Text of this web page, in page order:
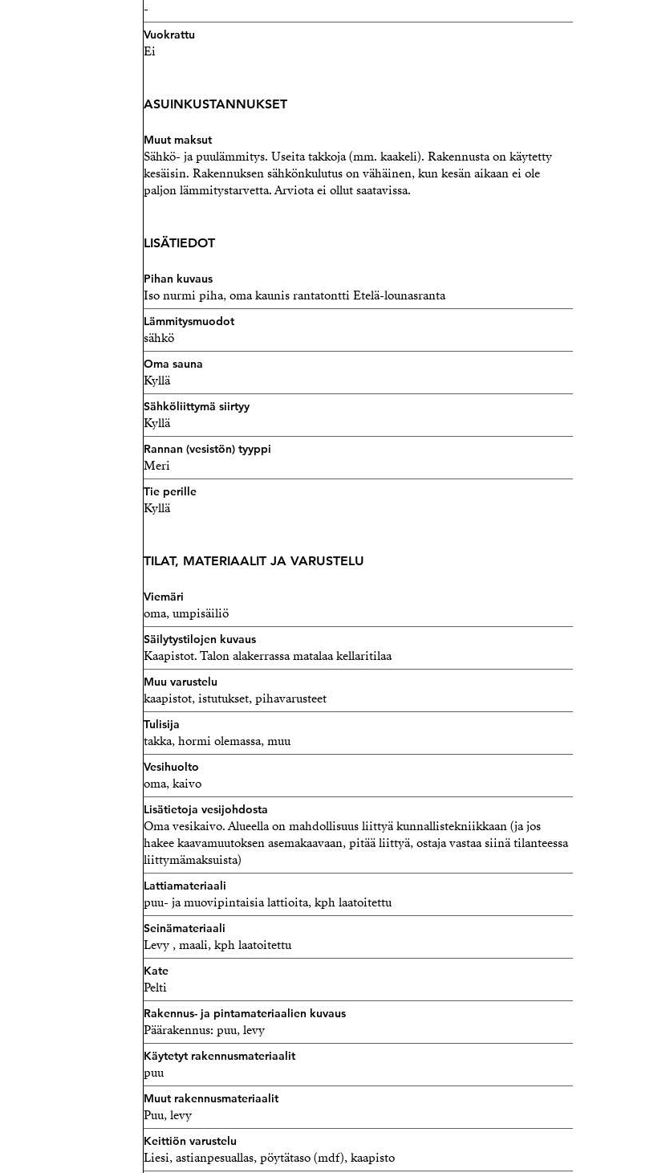
-
Vuokrattu
Ei
ASUINKUSTANNUKSET
Muut maksut
Sähkö- ja puulämmitys. Useita takkoja (mm. kaakeli). Rakennusta on käytetty
kesäisin. Rakennuksen sähkönkulutus on vähäinen, kun kesän aikaan ei ole
paljon lämmitystarvetta. Arviota ei ollut saatavissa.
LISÄTIEDOT
Pihan kuvaus
Iso nurmi piha, oma kaunis rantatontti Etelä-lounasranta
Lämmitysmuodot
sähkö
Oma sauna
Kyllä
Sähköliittymä siirtyy
Kyllä
Rannan (vesistön) tyyppi
Meri
Tie perille
Kyllä
TILAT, MATERIAALIT JA VARUSTELU
Viemäri
oma, umpisäiliö
Säilytystilojen kuvaus
Kaapistot. Talon alakerrassa matalaa kellaritilaa
Muu varustelu
kaapistot, istutukset, pihavarusteet
Tulisija
takka, hormi olemassa, muu
Vesihuolto
oma, kaivo
Lisätietoja vesijohdosta
Oma vesikaivo. Alueella on mahdollisuus liittyä kunnallistekniikkaan (ja jos
hakee kaavamuutoksen asemakaavaan, pitää liittyä, ostaja vastaa siinä tilanteessa
liittymämaksuista)
Lattiamateriaali
puu- ja muovipintaisia lattioita, kph laatoitettu
Seinämateriaali
Levy , maali, kph laatoitettu
Kate
Pelti
Rakennus- ja pintamateriaalien kuvaus
Päärakennus: puu, levy
Käytetyt rakennusmateriaalit
puu
Muut rakennusmateriaalit
Puu, levy
Keittiön varustelu
Liesi, astianpesuallas, pöytätaso (mdf), kaapisto